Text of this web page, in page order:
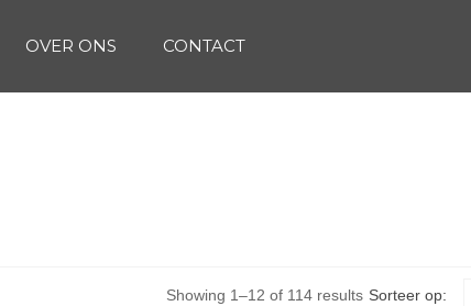
OVER ONS CONTACT
Showing 1–12 of 114 results Sorteer op: